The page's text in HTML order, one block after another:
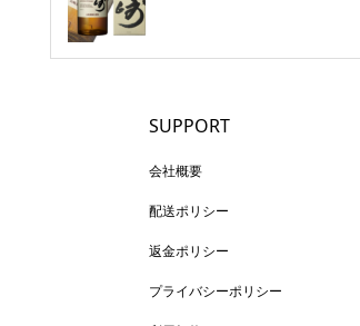
SUPPORT
会社概要
配送ポリシー
返金ポリシー
プライバシーポリシー